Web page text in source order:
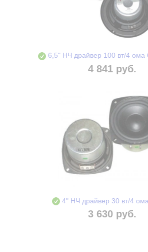
6,5" НЧ драйвер 100 вт/4 ома
4 841 руб.
4" НЧ драйвер 30 вт/4
3 630 руб.